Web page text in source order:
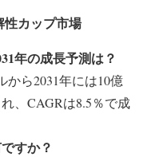
性カップ市場
年の成長予測は？
から2031年には10億
、CAGRは8.5％で成
すか？